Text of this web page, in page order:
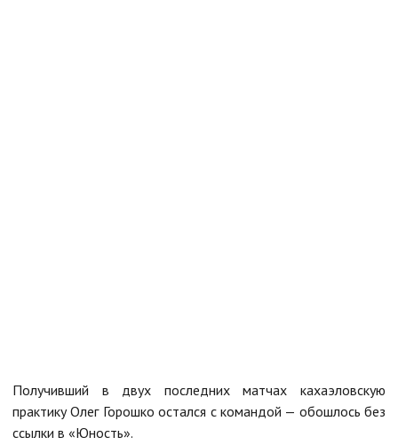
Получивший в двух последних матчах кахаэловскую
практику Олег Горошко остался с командой — обошлось без
ссылки в «Юность».